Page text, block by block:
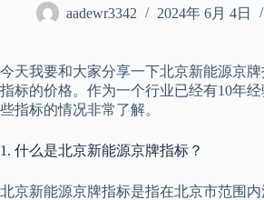
aadewr3342 2024年 6月 4日
今天我要和大家分享一下北京新能源京
指标的价格。作为一个行业已经有10年
些指标的情况非常了解。
1. 什么是北京新能源京牌指标？
北京新能源京牌指标是指在北京市范围